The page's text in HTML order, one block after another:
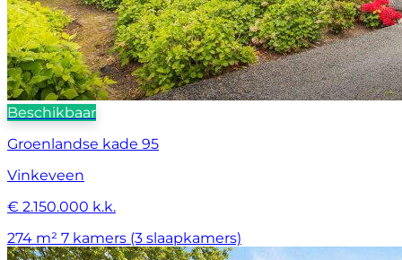
Beschikbaar
Groenlandse kade 95
Vinkeveen
€ 2.150.000 k.k.
274 m² 7 kamers (3 slaapkamers)